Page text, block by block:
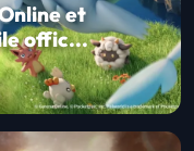
et
offic...